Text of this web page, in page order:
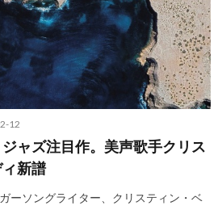
12
ャズ注目作。美声歌手クリス
新譜
ーソングライター、クリスティン・ベ